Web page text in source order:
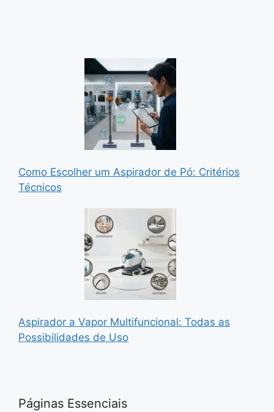
Como Escolher um Aspirador de Pó: Critérios
Técnicos
Aspirador a Vapor Multifuncional: Todas as
Possibilidades de Uso
Páginas Essenciais